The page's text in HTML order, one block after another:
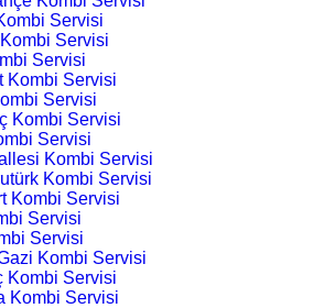
Servisi
Servisi
Servisi
Kombi Servisi
Servisi
Kombi Servisi
Servisi
Kombi Servisi
Kombi Servisi
Kombi Servisi
Servisi
Servisi
Kombi Servisi
Kombi Servisi
Kombi Servisi